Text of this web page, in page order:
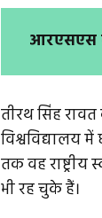
आरएसएस
तीरथ सिंह
विश्वविद्यालय में
तक वह राष्ट्रीय
भी रह चुके हैं।